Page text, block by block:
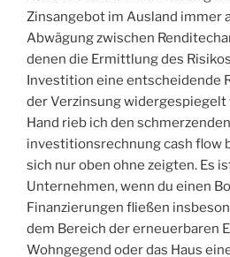
Zinsangebot im Ausland immer
Abwägung zwischen
denen die Ermittlung des
Investition eine entscheidende
der Verzinsung
Hand rieb ich den
investitionsrechnung cash flow
sich nur oben ohne zeigten. Es
Unternehmen, wenn du einen
Finanzierungen fließen
dem Bereich der erneuerbaren
Wohngegend oder das Haus